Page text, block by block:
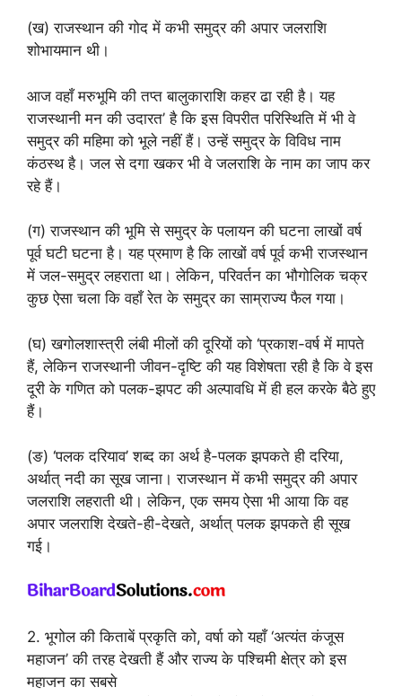
(ख) राजस्थान की गोद में कभी समुद्र की अपार जलराशि
शोभायमान थी।
आज वहाँ मरुभूमि की तप्त बालुकाराशि कहर ढा रही है। यह
राजस्थानी मन की उदारत’ है कि इस विपरीत परिस्थिति में भी वे
समुद्र की महिमा को भूले नहीं हैं। उन्हें समुद्र के विविध नाम
कंठस्थ है। जल से दगा खकर भी वे जलराशि के नाम का जाप कर
रहे हैं।
(ग) राजस्थान की भूमि से समुद्र के पलायन की घटना लाखों वर्ष
पूर्व घटी घटना है। यह प्रमाण है कि लाखों वर्ष पूर्व कभी राजस्थान
में जल-समुद्र लहराता था। लेकिन, परिवर्तन का भौगोलिक चक्र
कुछ ऐसा चला कि वहाँ रेत के समुद्र का साम्राज्य फैल गया।
(घ) खगोलशास्त्री लंबी मीलों की दूरियों को ‘प्रकाश-वर्ष में मापते
हैं, लेकिन राजस्थानी जीवन-दृष्टि की यह विशेषता रही है कि वे इस
दूरी के गणित को पलक-झपट की अल्पावधि में ही हल करके बैठे हुए
हैं।
(ङ) ‘पलक दरियाव’ शब्द का अर्थ है-पलक झपकते ही दरिया,
अर्थात् नदी का सूख जाना। राजस्थान में कभी समुद्र की अपार
जलराशि लहराती थी। लेकिन, एक समय ऐसा भी आया कि वह
अपार जलराशि देखते-ही-देखते, अर्थात् पलक झपकते ही सूख
गई।
2. भूगोल की किताबें प्रकृति को, वर्षा को यहाँ ‘अत्यंत कंजूस
महाजन’ की तरह देखती हैं और राज्य के पश्चिमी क्षेत्र को इस
महाजन का सबसे